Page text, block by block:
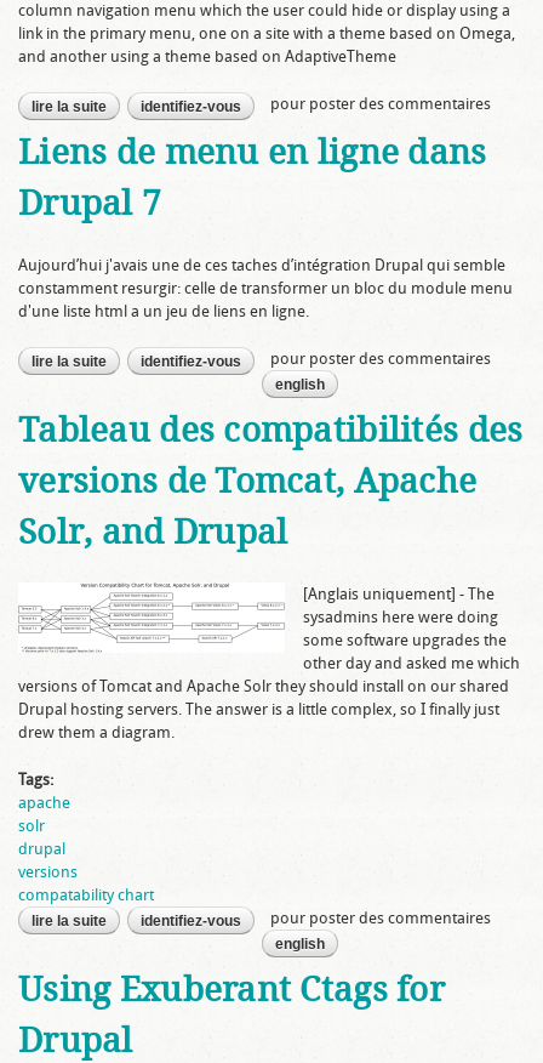
column navigation menu which the user could hide or display using a
link in the primary menu, one on a site with a theme based on Omega,
and another using a theme based on AdaptiveTheme
lire la suite de how to toggle a theme region using jquery with either
omega or adaptivetheme
identifiez-vous pour poster des commentaires
Liens de menu en ligne dans
Drupal 7
Aujourd’hui j'avais une de ces taches d’intégration Drupal qui semble
constamment resurgir: celle de transformer un bloc du module menu
d'une liste html a un jeu de liens en ligne.
lire la suite de liens de menu en ligne dans drupal 7
identifiez-vous pour poster des commentaires
english
Tableau des compatibilités des
versions de Tomcat, Apache
Solr, and Drupal
[Anglais uniquement] - The
sysadmins here were doing
some software upgrades the
other day and asked me which
versions of Tomcat and Apache Solr they should install on our shared
Drupal hosting servers. The answer is a little complex, so I finally just
drew them a diagram.
Tags:
apache
solr
drupal
versions
compatability chart
lire la suite de tableau des compatibilités des versions de tomcat,
apache solr, and drupal
identifiez-vous pour poster des commentaires
english
Using Exuberant Ctags for
Drupal